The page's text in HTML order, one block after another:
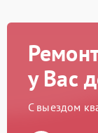
у Вас
С выездом